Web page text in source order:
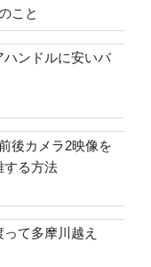
こと
ハンドルに安いバ
後カメラ2映像を
する方法
て多摩川越え